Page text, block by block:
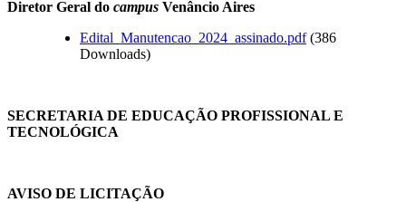
Diretor Geral do campus Venâncio Aires
Edital_Manutencao_2024_assinado.pdf (386
Downloads)
SECRETARIA DE EDUCAÇÃO PROFISSIONAL E
TECNOLÓGICA
AVISO DE LICITAÇÃO